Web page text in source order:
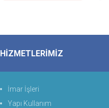
HİZMETLERİMİZ
İmar İşleri
Yapı Kullanım